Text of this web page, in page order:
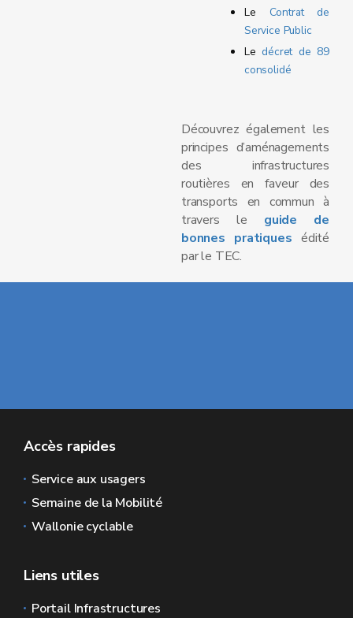
Le Contrat de
Service Public
Ledécret de 89
consolidé
Découvrez également les
principes d’aménagements
des infrastructures
routières en faveur des
transports en commun à
travers le guide de
bonnes pratiques édité
par le TEC.
Accès rapides
Service aux usagers
Semaine de la Mobilité
Wallonie cyclable
Liens utiles
Portail Infrastructures